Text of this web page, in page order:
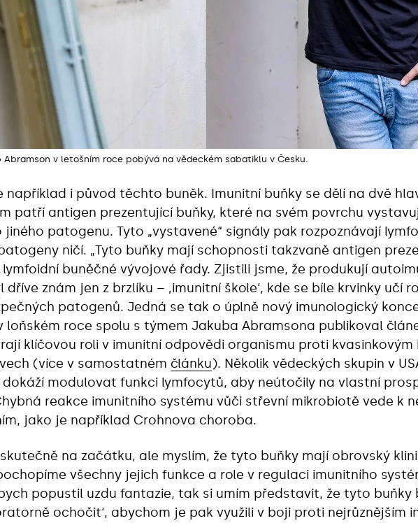
v letošním roce pobývá na vědeckém sabatiklu v Česku.
například i původ těchto buněk. Imunitní buňky se dělí na dvě
patří antigen prezentující buňky, které na svém povrchu
patogenu. Tyto „vystavené“ signály pak rozpoznávají
ničí. „Tyto buňky mají schopnosti takzvaně antigen
buněčné vývojové řady. Zjistili jsme, že produkují
znám jen z brzlíku – ‚imunitní škole‘, kde se bíle krvinky učí
patogenů. Jedná se tak o úplně nový imunologický
loňském roce spolu s týmem Jakuba Abramsona publikoval
klíčovou roli v imunitní odpovědi organismu proti kvasinkovým
(více v samostatném článku). Několik vědeckých skupin v
modulovat funkci lymfocytů, aby neútočily na vlastní
reakce imunitního systému vůči střevní mikrobiotě vede k
jako je například Crohnova choroba.
na začátku, ale myslím, že tyto buňky mají obrovský
všechny jejich funkce a role v regulaci imunitního
popustil uzdu fantazie, tak si umím představit, že tyto buňky
ochočit‘, abychom je pak využili v boji proti nejrůznějším